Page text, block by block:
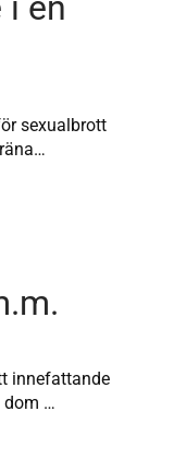
sexualbrott
innefattande
dom …